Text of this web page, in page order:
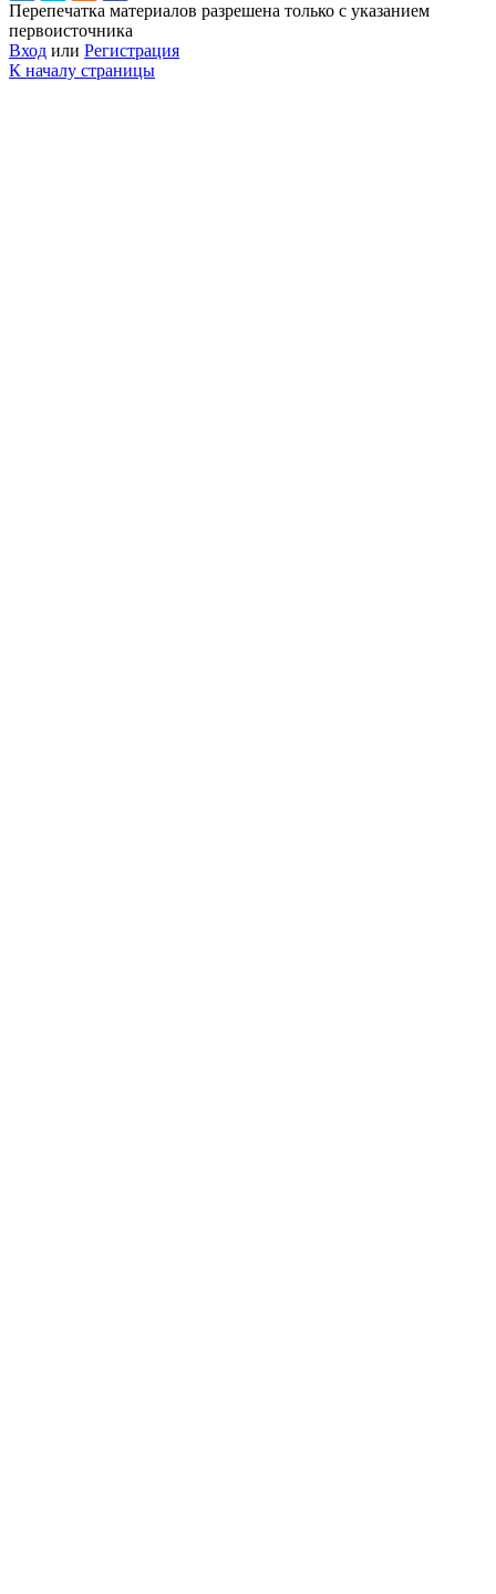
Перепечатка материалов разрешена только с указанием
первоисточника
Вход или Регистрация
К началу страницы